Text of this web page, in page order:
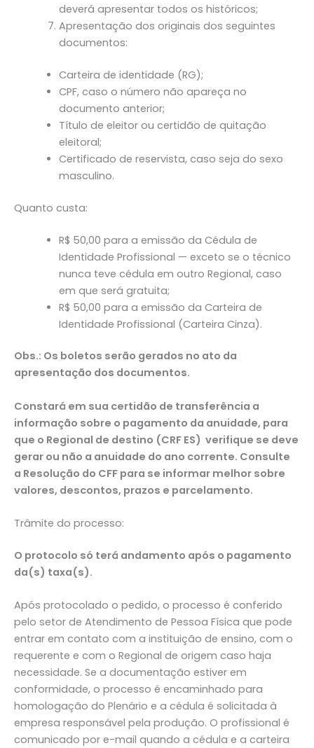
deverá apresentar todos os históricos;
Apresentação dos originais dos seguintes
documentos:
Carteira de identidade (RG);
CPF, caso o número não apareça no
documento anterior;
Título de eleitor ou certidão de quitação
eleitoral;
Certificado de reservista, caso seja do sexo
masculino.
Quanto custa:
R$ 50,00 para a emissão da Cédula de
Identidade Profissional — exceto se o técnico
nunca teve cédula em outro Regional, caso
em que será gratuita;
R$ 50,00 para a emissão da Carteira de
Identidade Profissional (Carteira Cinza).
Obs.: Os boletos serão gerados no ato da
apresentação dos documentos.
Constará em sua certidão de transferência a
informação sobre o pagamento da anuidade, para
que o Regional de destino (CRF ES) verifique se deve
gerar ou não a anuidade do ano corrente. Consulte
a Resolução do CFF para se informar melhor sobre
valores, descontos, prazos e parcelamento.
Trâmite do processo:
O protocolo só terá andamento após o pagamento
da(s) taxa(s).
Após protocolado o pedido, o processo é conferido
pelo setor de Atendimento de Pessoa Física que pode
entrar em contato com a instituição de ensino, com o
requerente e com o Regional de origem caso haja
necessidade. Se a documentação estiver em
conformidade, o processo é encaminhado para
homologação do Plenário e a cédula é solicitada à
empresa responsável pela produção. O profissional é
comunicado por e-mail quando a cédula e a carteira